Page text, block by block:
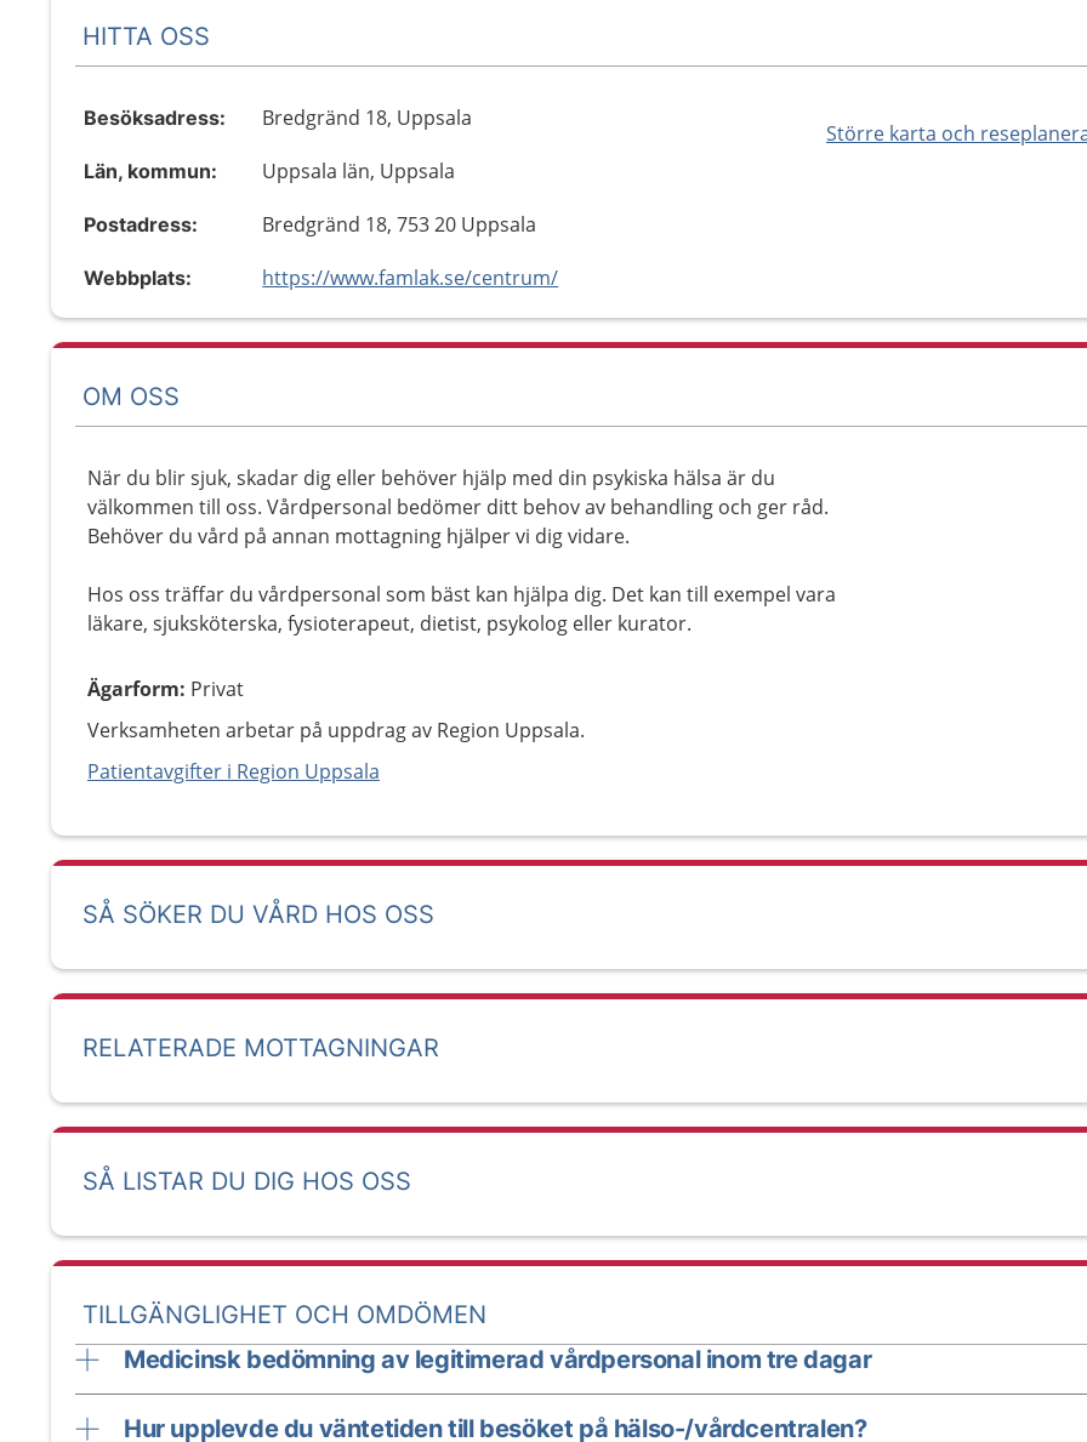
HITTA OSS
Större karta och
Besöksadress: Bredgränd 18, Uppsala
Län, kommun: Uppsala län, Uppsala
Postadress: Bredgränd 18, 753 20 Uppsala
Webbplats: https://www.famlak.se/centrum/
OM OSS
När du blir sjuk, skadar dig eller behöver hjälp med din psykiska hälsa är du
välkommen till oss. Vårdpersonal bedömer ditt behov av behandling och ger råd.
Behöver du vård på annan mottagning hjälper vi dig vidare.
Hos oss träffar du vårdpersonal som bäst kan hjälpa dig. Det kan till exempel vara
läkare, sjuksköterska, fysioterapeut, dietist, psykolog eller kurator.
Ägarform: Privat
Verksamheten arbetar på uppdrag av Region Uppsala.
Patientavgifter i Region Uppsala
SÅ SÖKER DU VÅRD HOS OSS
RELATERADE MOTTAGNINGAR
SÅ LISTAR DU DIG HOS OSS
TILLGÄNGLIGHET OCH OMDÖMEN
Medicinsk bedömning av legitimerad vårdpersonal inom tre dagar
Hur upplevde du väntetiden till besöket på hälso-/vårdcentralen?